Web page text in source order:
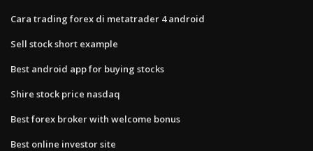
Cara trading forex di metatrader 4 android
Sell stock short example
Best android app for buying stocks
Shire stock price nasdaq
Best forex broker with welcome bonus
Best online investor site